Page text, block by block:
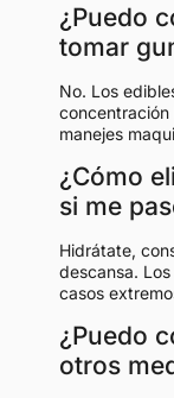
¿Puedo
tomar
No. Los
concentración
manejes
¿Cómo
si me
Hidrátate,
descansa.
casos
¿Puedo
otros